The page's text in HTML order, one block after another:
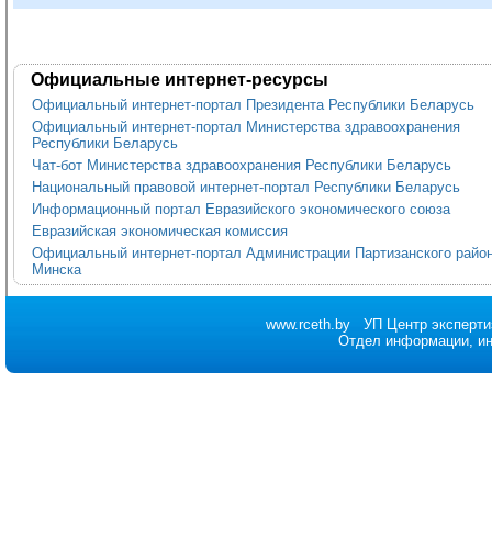
Официальные интернет-ресурсы
Официальный интернет-портал Президента Республики Беларусь
Официальный интернет-портал Министерства здравоохранения
Республики Беларусь
Чат-бот Министерства здравоохранения Республики Беларусь
Национальный правовой интернет-портал Республики Беларусь
Информационный портал Евразийского экономического союза
Евразийская экономическая комиссия
Официальный интернет-портал Администрации Партизанского
Минска
www.rceth.by УП Центр
Отдел информации,